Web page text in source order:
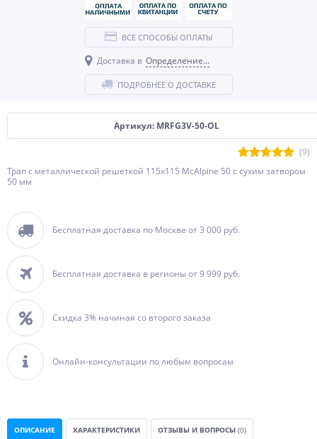
Артикул: MRFG3V-50-OL
(9)
Трап с металлической решеткой 115х115 McAlpine 50 с сухим затвором
50 мм
Бесплатная доставка по Москве от 3 000 руб.
Бесплатная доставка в регионы от 9 999 руб.
Скидка 3% начиная со второго заказа
Онлайн-консультации по любым вопросам
ВСЕ СПОСОБЫ ОПЛАТЫ
Доставка в Определение...
ПОДРОБНЕЕ О ДОСТАВКЕ
ОПИСАНИЕ ХАРАКТЕРИСТИКИ ОТЗЫВЫ И ВОПРОСЫ (0)